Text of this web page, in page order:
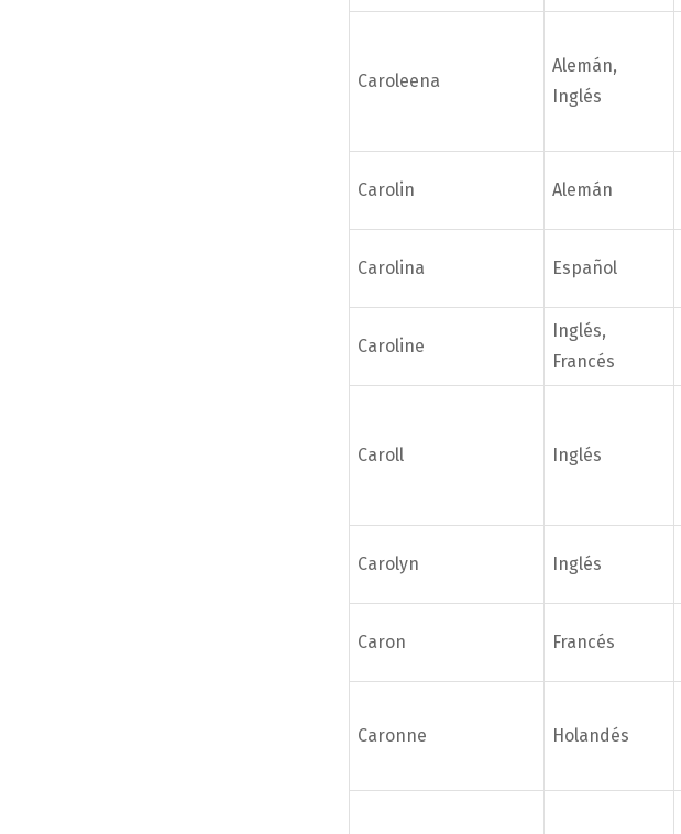
Caroleena
Alemán,
Inglés
Carolin Alemán
Carolina Español
Caroline
Inglés,
Francés
Caroll Inglés
Carolyn Inglés
Caron Francés
Caronne Holandés